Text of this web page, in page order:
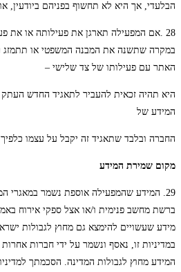
הבלעדי, אך היא לא תחשוף בפניהם ביודעין,
28 .אם המפעילה תארגן את פעילותה או את
במקרה שתשנה את המבנה המשפטי או תתמזג
האתר עם פעילותו של צד שלישי –
היא תהיה זכאית להעביר לתאגיד החדש העתק
המידע של
החברה ובלבד שתאגיד זה יקבל על עצמו כלפיך
מקום שמירת המידע
29. המידע שהמפעילה אוספת נשמר במאגרי
ברשת מחשב פנימית ו/או אצל ספקי אירוח
מידע שעשויים להימצא גם מחוץ לגבולות
במדיניות זו, נאסף ונשמר על ידי חברות
המידע מחוץ לגבולות המדינה. הסכמתך